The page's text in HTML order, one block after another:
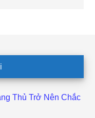
Thủ Trở Nên Chắc